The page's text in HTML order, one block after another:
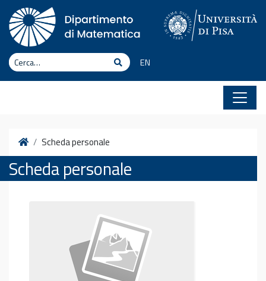
Vai al contenuto
Cerca CercaEN
HomeScheda personale
Scheda personale